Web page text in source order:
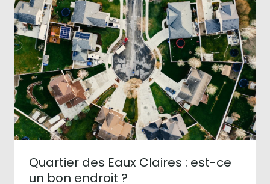
Quartier des Eaux Claires : est-ce
un bon endroit ?